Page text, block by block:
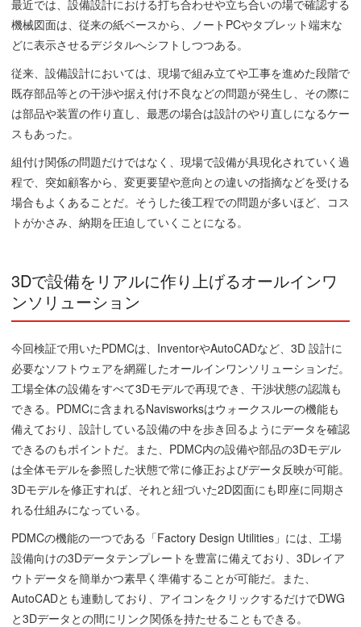
最近では、設備設計における打ち合わせや立ち合いの場で確認する
機械図面は、従来の紙ベースから、ノートPCやタブレット端末な
どに表示させるデジタルへシフトしつつある。
従来、設備設計においては、現場で組み立てや工事を進めた段階で
既存部品等との干渉や据え付け不良などの問題が発生し、その際に
は部品や装置の作り直し、最悪の場合は設計のやり直しになるケー
スもあった。
組付け関係の問題だけではなく、現場で設備が具現化されていく過
程で、突如顧客から、変更要望や意向との違いの指摘などを受ける
場合もよくあることだ。そうした後工程での問題が多いほど、コス
トがかさみ、納期を圧迫していくことになる。
3Dで設備をリアルに作り上げるオールインワ
ンソリューション
今回検証で用いたPDMCは、InventorやAutoCADなど、3D 設計に
必要なソフトウェアを網羅したオールインワンソリューションだ。
工場全体の設備をすべて3Dモデルで再現でき、干渉状態の認識も
できる。PDMCに含まれるNavisworksはウォークスルーの機能も
備えており、設計している設備の中を歩き回るようにデータを確認
できるのもポイントだ。また、PDMC内の設備や部品の3Dモデル
は全体モデルを参照した状態で常に修正およびデータ反映が可能。
3Dモデルを修正すれば、それと紐づいた2D図面にも即座に同期さ
れる仕組みになっている。
PDMCの機能の一つである「Factory Design Utilities」には、工場
設備向けの3Dデータテンプレートを豊富に備えており、3Dレイア
ウトデータを簡単かつ素早く準備することが可能だ。また、
AutoCADとも連動しており、アイコンをクリックするだけでDWG
と3Dデータとの間にリンク関係を持たせることもできる。